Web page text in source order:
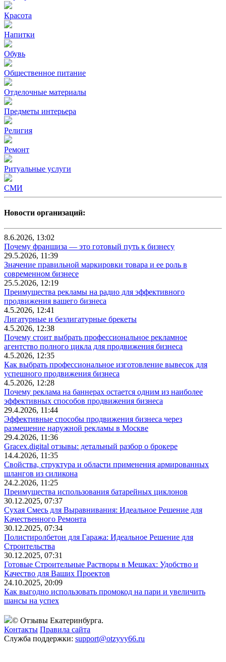
Красота
Напитки
Обувь
Общественное питание
Отделочные материалы
Предметы интерьера
Религия
Ремонт
Ритуальные услуги
СМИ
Новости организаций:
8.6.2026, 13:02
Почему франшиза — это готовый путь к бизнесу
29.5.2026, 11:39
Значение правильной маркировки товара и ее роль в
современном бизнесе
25.5.2026, 12:19
Преимущества рекламы на радио для эффективного
продвижения вашего бизнеса
4.5.2026, 12:41
Лигатурные и безлигатурные брекеты
4.5.2026, 12:38
Почему стоит выбрать профессиональное рекламное
агентство полного цикла для продвижения бизнеса
4.5.2026, 12:35
Как выбрать профессиональное изготовление вывесок для
успешного продвижения бизнеса
4.5.2026, 12:28
Почему реклама на баннерах остается одним из наиболее
эффективных способов продвижения бизнеса
29.4.2026, 11:44
Эффективные способы продвижения бизнеса через
размещение наружной рекламы в Москве
29.4.2026, 11:36
Gracex.digital отзывы: детальный разбор о брокере
14.4.2026, 11:35
Свойства, структура и области применения армированных
шлангов из силикона
24.2.2026, 11:25
Преимущества использования батарейных циклонов
30.12.2025, 07:37
Сухая Смесь для Выравнивания: Идеальное Решение для
Качественного Ремонта
30.12.2025, 07:34
Полистиролбетон для Гаража: Идеальное Решение для
Строительства
30.12.2025, 07:31
Готовые Строительные Растворы в Мешках: Удобство и
Качество для Ваших Проектов
24.10.2025, 20:09
Как выгодно использовать промокод на пари и увеличить
шансы на успех
© Отзывы Екатеринбурга.
Контакты Правила сайта
Служба поддержки: support@otzyvy66.ru